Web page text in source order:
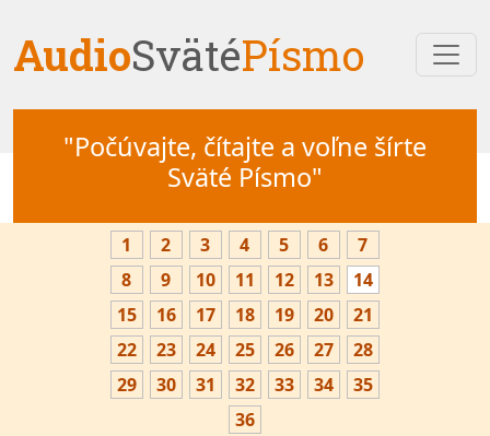
AudioSvätéPísmo
"Počúvajte, čítajte a voľne šírte
Sväté Písmo"
1 2 3 4 5 6
7
8
9 10 11 12 13
14
15
16 17 18 19 20
21
22
23 24 25 26 27
28
29
30 31 32 33 34
35
36